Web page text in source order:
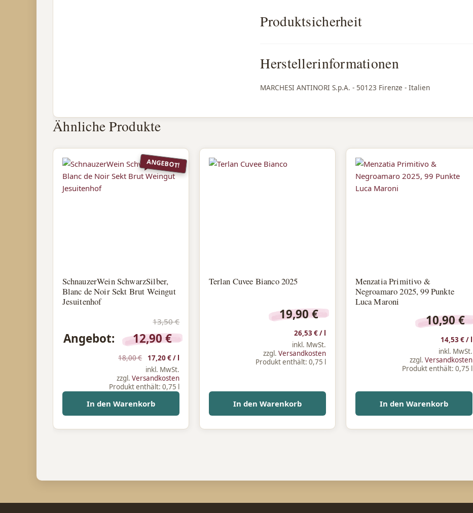
Produktsicherheit
Herstellerinformationen
MARCHESI ANTINORI S.p.A. - 50123 Firenze - Italien
Ähnliche Produkte
SchnauzerWein SchwarzSilber,
Blanc de Noir Sekt Brut Weingut
Jesuitenhof
ANGEBOT!
13,50€
Ursprünglicher Preis war: 13,50 €
Angebot: 12,90€ Aktueller Preis ist: 12,90 €.
18,00€ 17,20€/ l
inkl. MwSt.
zzgl.Versandkosten
Produkt enthält: 0,75
In den Warenkorb
Terlan Cuvee Bianco 2025
19,90€
26,53€/ l
inkl. MwSt.
zzgl.Versandkosten
Produkt enthält: 0,75
In den Warenkorb
Menzatia Primitivo &
Negroamaro 2025, 99 Punkte
Luca Maroni
10,90€
14,53€/ l
inkl. MwSt.
zzgl.Versandkosten
Produkt enthält: 0,75
In den Warenkorb